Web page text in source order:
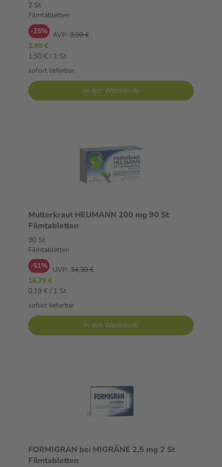
2 St
Filmtabletten
-25% AVP: 3,99 €
2,99 €
1,50 € / 1 St
sofort lieferbar
In den Warenkorb
Mutterkraut HEUMANN 200 mg 90 St
Filmtabletten
90 St
Filmtabletten
-51% UVP: 34,30 €
16,79 €
0,19 € / 1 St
sofort lieferbar
In den Warenkorb
FORMIGRAN bei MIGRÄNE 2,5 mg 2 St
Filmtabletten